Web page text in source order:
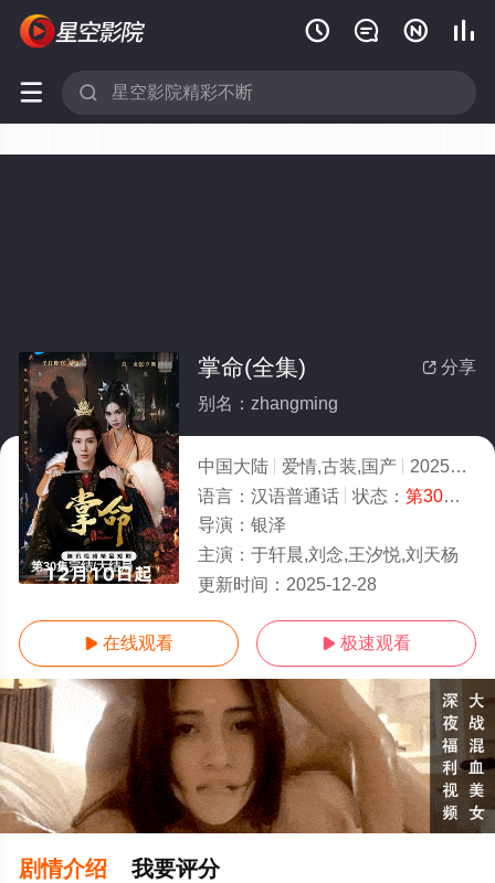
   
 
第30集完结/大结局
 分享
掌命(全集)
别名：zhangming
中国大陆 爱情,古装,国产 2025
4.0
语言： 汉语普通话 状态： 第30集完结
导演： 银泽
主演： 于轩晨,刘念,王汐悦,刘天杨
更新时间： 2025-12-28
 在线观看  极速观看
剧情介绍 我要评分